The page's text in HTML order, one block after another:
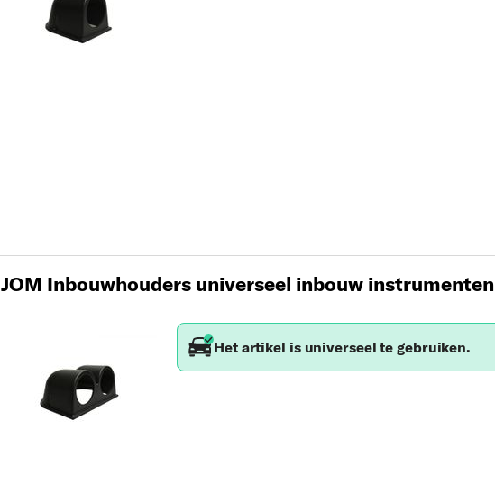
JOM Inbouwhouders universeel inbouw instrumenten
Het artikel is universeel te gebruiken.